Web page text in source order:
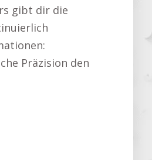
gibt dir die
Präzision den